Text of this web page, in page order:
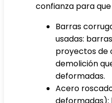
confianza para
Barras
usadas:
proyectos de
demolición
deformadas.
Acero